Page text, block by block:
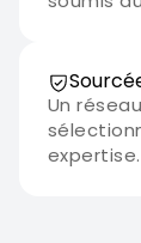
Un
expertise.